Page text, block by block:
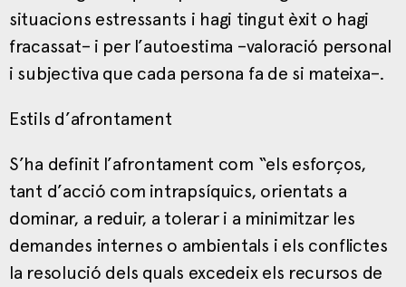
situacions estressants i hagi tingut èxit o hagi
fracassat– i per l’autoestima –valoració personal
i subjectiva que cada persona fa de si mateixa–.
Estils d’afrontament
S’ha definit l’afrontament com “els esforços,
tant d’acció com intrapsíquics, orientats a
dominar, a reduir, a tolerar i a minimitzar les
demandes internes o ambientals i els conflictes
la resolució dels quals excedeix els recursos de